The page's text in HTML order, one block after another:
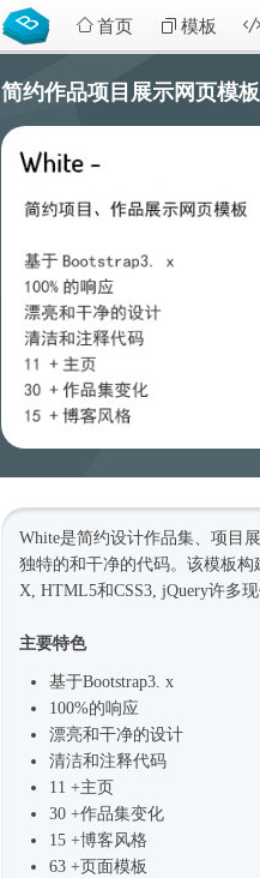
首页 模板
简约作品项目展示网页模
White是简约设计作品集、项目
独特的和干净的代码。该模板构
X, HTML5和CSS3, jQuery许多现
主要特色
基于Bootstrap3. x
100%的响应
漂亮和干净的设计
清洁和注释代码
11 +主页
30 +作品集变化
15 +博客风格
63 +页面模板